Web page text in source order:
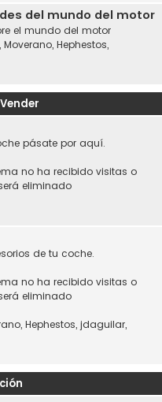
del mundo del motor
el mundo del motor
, Moverano, Hephestos,
pásate por aquí.
no ha recibido visitas o
eliminado
de tu coche.
no ha recibido visitas o
eliminado
, Hephestos, jdaguilar,